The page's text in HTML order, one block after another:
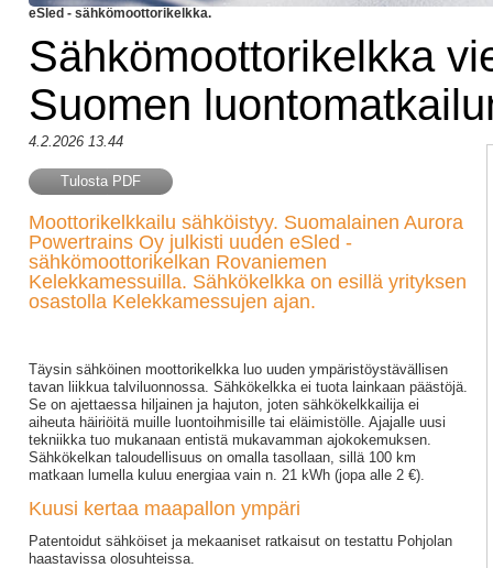
eSled - sähkömoottorikelkka.
Sähkömoottorikelkka
Suomen
4.2.2026 13.44
Tulosta PDF
Moottorikelkkailu sähköistyy. Suomalainen Aurora
Powertrains Oy julkisti uuden eSled -
sähkömoottorikelkan Rovaniemen
Kelekkamessuilla. Sähkökelkka on esillä yrityksen
osastolla Kelekkamessujen ajan.
Täysin sähköinen moottorikelkka luo uuden ympäristöystävällisen
tavan liikkua talviluonnossa. Sähkökelkka ei tuota lainkaan päästöjä.
Se on ajettaessa hiljainen ja hajuton, joten sähkökelkkailija ei
aiheuta häiriöitä muille luontoihmisille tai eläimistölle. Ajajalle uusi
tekniikka tuo mukanaan entistä mukavamman ajokokemuksen.
Sähkökelkan taloudellisuus on omalla tasollaan, sillä 100 km
matkaan lumella kuluu energiaa vain n. 21 kWh (jopa alle 2 €).
Kuusi kertaa maapallon ympäri
Patentoidut sähköiset ja mekaaniset ratkaisut on testattu Pohjolan
haastavissa olosuhteissa.